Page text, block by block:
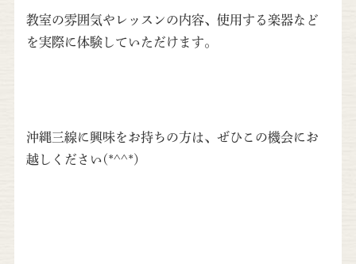
教室の雰囲気やレッスンの内容、使用する楽器など
を実際に体験していただけます。
沖縄三線に興味をお持ちの方は、ぜひこの機会にお
越しください(*^^*)